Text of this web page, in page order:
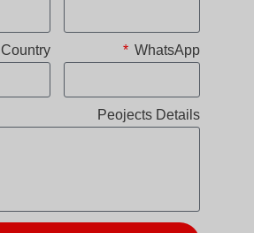
WhatsApp
Country
Peojects Details